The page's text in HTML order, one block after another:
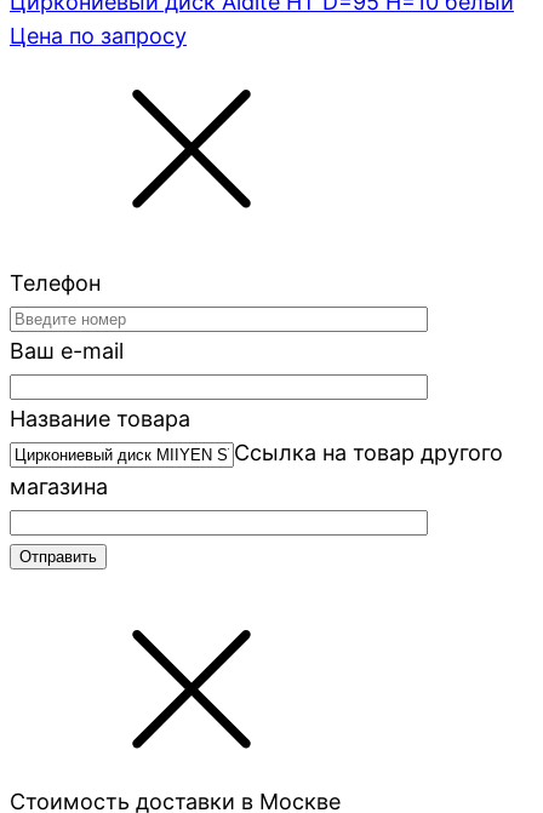
Цена по запросу
Телефон
Ваш e-mail
Название товара
Ссылка на товар другого
магазина
Стоимость доставки в Москве